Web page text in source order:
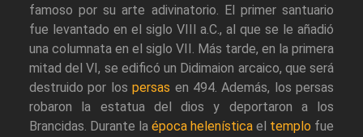
famoso por su arte adivinatorio. El primer santuario
fue levantado en el siglo VIII a.C., al que se le añadió
una columnata en el siglo VII. Más tarde, en la primera
mitad del VI, se edificó un Didimaion arcaico, que será
destruido por lospersas en 494. Además, los persas
robaron la estatua del dios y deportaron a los
Brancidas. Durante la época helenística el templo fue